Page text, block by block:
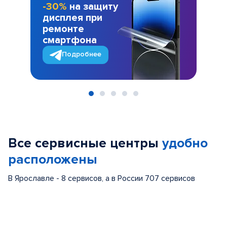
-30% на защиту
дисплея при
ремонте
смартфона
Подробнее
Все сервисные центры удобно
расположены
В Ярославле - 8 сервисов, а в России 707 сервисов